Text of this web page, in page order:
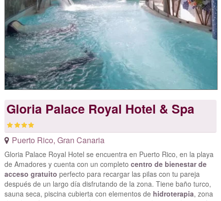
Gloria Palace Royal Hotel & Spa
Puerto Rico, Gran Canaria
Gloria Palace Royal Hotel se encuentra en Puerto Rico, en la playa
de Amadores y cuenta con un completo centro de bienestar de
acceso gratuito perfecto para recargar las pilas con tu pareja
después de un largo día disfrutando de la zona. Tiene baño turco,
sauna seca, piscina cubierta con elementos de hidroterapia, zona